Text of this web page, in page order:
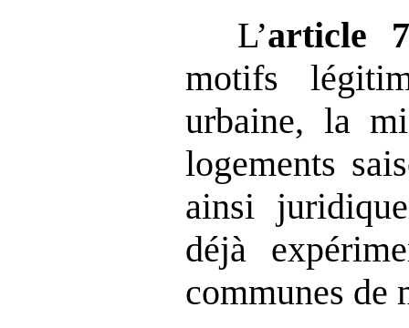
L’article
motifs
urbaine, la
logements
ainsi
déjà
communes de